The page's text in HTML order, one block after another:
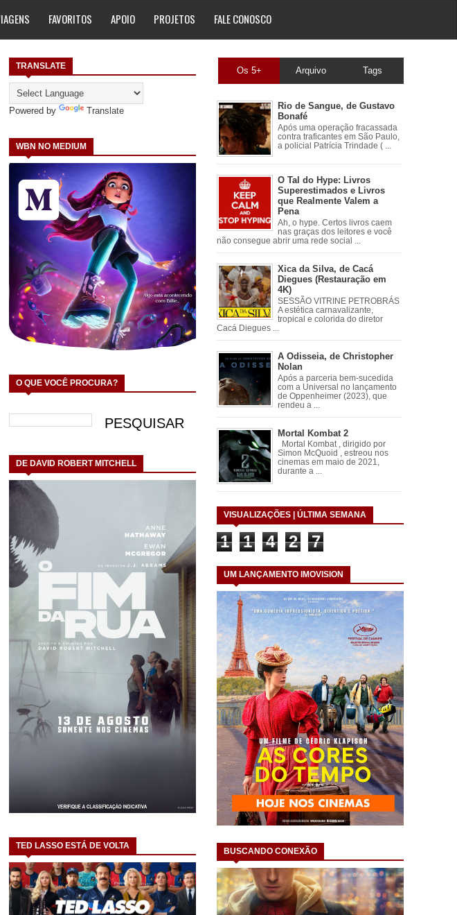
FAVORITOS APOIO PROJETOS FALE CONOSCO
TRANSLATE
Powered by Translate
WBN NO MEDIUM
O QUE VOCÊ PROCURA?
DE DAVID ROBERT MITCHELL
TED LASSO ESTÁ DE VOLTA
Os 5+ Arquivo Tags
Rio de Sangue, de Gustavo
Bonafé
Após uma operação fracassada
contra traficantes em São Paulo,
a policial Patrícia Trindade ( ...
O Tal do Hype: Livros
Superestimados e Livros
que Realmente Valem a
Pena
Ah, o hype. Certos livros caem
nas graças dos leitores e você
não consegue abrir uma rede social ...
Xica da Silva, de Cacá
Diegues (Restauração em
4K)
SESSÃO VITRINE PETROBRÁS
A estética carnavalizante,
tropical e colorida do diretor
Cacá Diegues ...
A Odisseia, de Christopher
Nolan
Após a parceria bem-sucedida
com a Universal no lançamento
de Oppenheimer (2023), que
rendeu a ...
Mortal Kombat 2
Mortal Kombat , dirigido por
Simon McQuoid , estreou nos
cinemas em maio de 2021,
durante a ...
VISUALIZAÇÕES | ÚLTIMA SEMANA
1 1 4 2 7
UM LANÇAMENTO IMOVISION
BUSCANDO CONEXÃO